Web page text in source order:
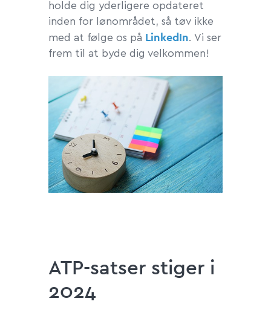
holde dig yderligere opdateret
inden for lønområdet, så tøv ikke
med at følge os på LinkedIn. Vi ser
frem til at byde dig velkommen!
ATP-satser stiger i
2024